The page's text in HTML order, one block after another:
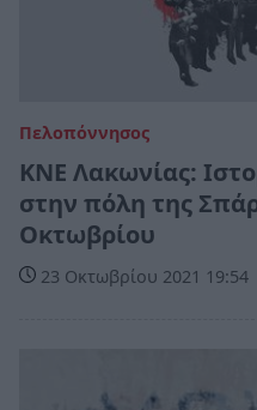
Πελοπόννησος
ΚΝΕ Λακωνίας:
στην πόλη της
Οκτωβρίου
23 Οκτωβρίου 2021 19:54